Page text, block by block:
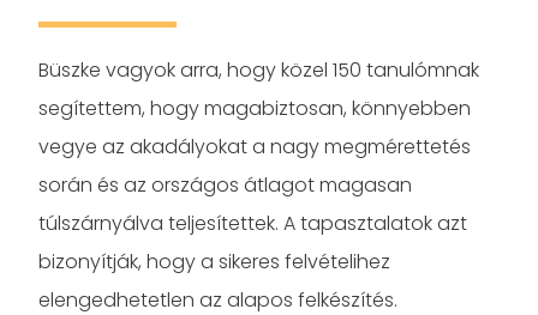
Büszke vagyok arra, hogy közel 150 tanulómnak
segítettem, hogy magabiztosan, könnyebben
vegye az akadályokat a nagy megmérettetés
során és az országos átlagot magasan
túlszárnyálva teljesítettek. A tapasztalatok azt
bizonyítják, hogy a sikeres felvételihez
elengedhetetlen az alapos felkészítés.